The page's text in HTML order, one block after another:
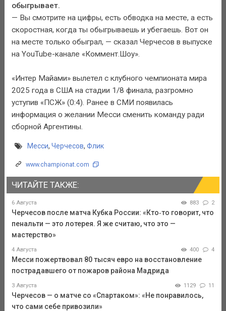
обыгрывает.
— Вы смотрите на цифры, есть обводка на месте, а есть
скоростная, когда ты обыгрываешь и убегаешь. Вот он
на месте только обыграл, — сказал Черчесов в выпуске
на YouTube-канале «Коммент.Шоу».
«Интер Майами» вылетел с клубного чемпионата мира
2025 года в США на стадии 1/8 финала, разгромно
уступив «ПСЖ» (0:4). Ранее в СМИ появилась
информация о желании Месси сменить команду ради
сборной Аргентины.
Месси, Черчесов, Флик
www.championat.com
ЧИТАЙТЕ ТАКЖЕ:
6 Августа 883 2
Черчесов после матча Кубка России: «Кто‑то говорит, что
пенальти — это лотерея. Я же считаю, что это —
мастерство»
4 Августа 400 4
Месси пожертвовал 80 тысяч евро на восстановление
пострадавшего от пожаров района Мадрида
3 Августа 1129 11
Черчесов — о матче со «Спартаком»: «Не понравилось,
что сами себе привозили»